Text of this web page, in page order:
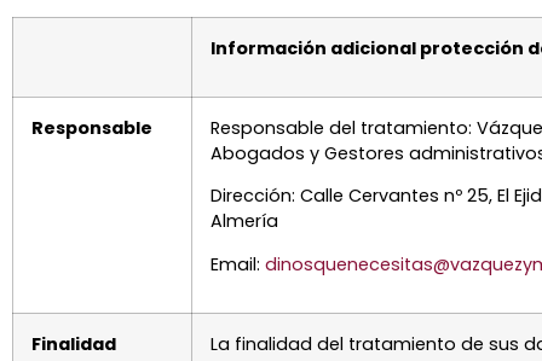
Información adicional protección
Responsable
Responsable del tratamiento:
Abogados y Gestores
Dirección: Calle Cervantes nº 25, El
Almería
Email:
Finalidad
La finalidad del tratamiento de sus